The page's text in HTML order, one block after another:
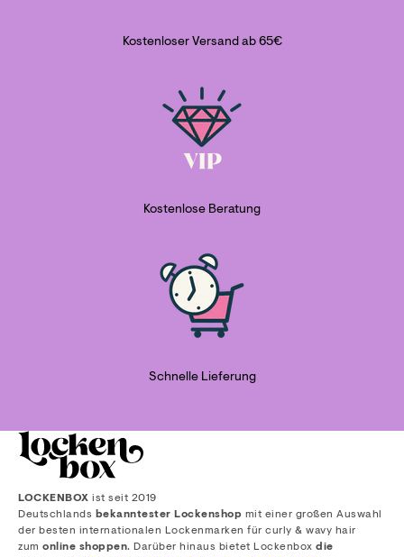
Kostenloser Versand ab 65€
Kostenlose Beratung
Schnelle Lieferung
LOCKENBOX ist seit 2019
Deutschlands bekanntester Lockenshop mit einer großen Auswahl
der besten internationalen Lockenmarken für curly & wavy hair
zum online shoppen. Darüber hinaus bietet Lockenbox die